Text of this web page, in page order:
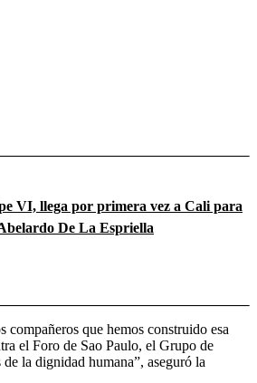
VI, llega por primera vez a Cali para
De La Espriella
compañeros que hemos construido esa
el Foro de Sao Paulo, el Grupo de
la dignidad humana”, aseguró la